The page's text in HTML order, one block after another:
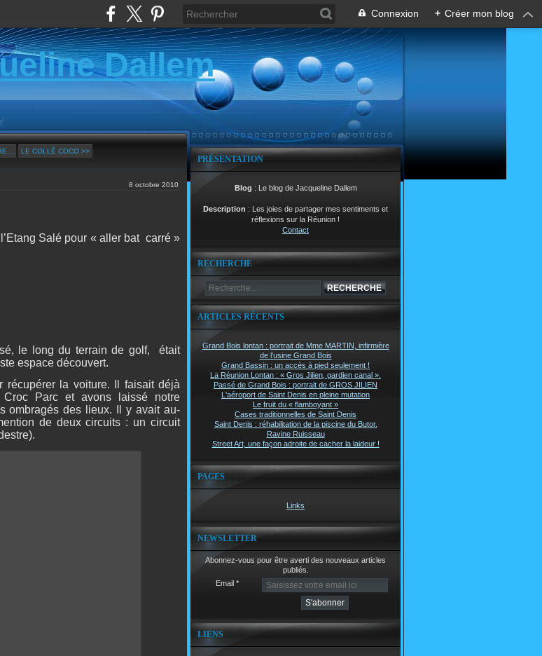
Connexion + Créer mon blog
Dallem
LE COLLÉ COCO >>
8 octobre 2010
Salé pour « aller bat carré »
le long du terrain de golf,
était
espace découvert.
récupérer la voiture. Il faisait déjà
Parc et avons laissé notre
ombragés des lieux. Il y avait au-
de deux circuits : un circuit
PRÉSENTATION
Blog : Le blog de Jacqueline Dallem
Description : Les joies de partager mes sentiments et
réflexions sur la Réunion !
Contact
RECHERCHE
ARTICLES RÉCENTS
Grand Bois lontan : portrait de Mme MARTIN, infirmière
de l’usine Grand Bois
Grand Bassin : un accès à pied seulement !
La Réunion Lontan : « Gros Jilien, gardien canal ».
Passé de Grand Bois : portrait de GROS JILIEN
L'aéroport de Saint Denis en pleine mutation
Le fruit du « flamboyant »
Cases traditionnelles de Saint Denis
Saint Denis : réhabilitation de la piscine du Butor.
Ravine Ruisseau
Street Art, une façon adroite de cacher la laideur !
PAGES
Links
NEWSLETTER
Abonnez-vous pour être averti des nouveaux articles
publiés.
Email
LIENS